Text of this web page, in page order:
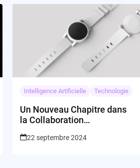
Intelligence Artificielle Technologie
Un Nouveau Chapitre dans
la Collaboration
préparent Jony Ive et Sam
22 septembre 2024